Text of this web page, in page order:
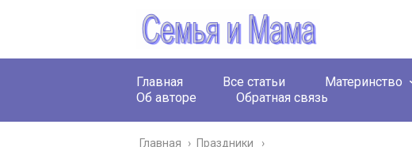
Главная Все статьи Материнство
Об авторе
Обратная связь
Главная › Праздники